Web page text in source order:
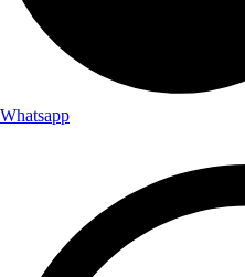
Whatsapp